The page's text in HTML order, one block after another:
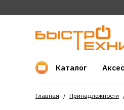
Каталог
Главная Принадлежности